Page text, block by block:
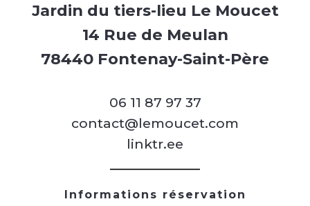
Jardin du tiers-lieu Le Moucet
14 Rue de Meulan
78440 Fontenay-Saint-Père
06 11 87 97 37
contact@lemoucet.com
linktr.ee
Informations réservation